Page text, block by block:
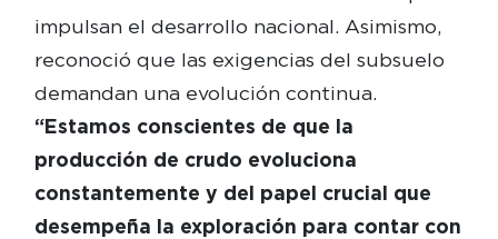
impulsan el desarrollo nacional. Asimismo,
reconoció que las exigencias del subsuelo
demandan una evolución continua.
“Estamos conscientes de que la
producción de crudo evoluciona
constantemente y del papel crucial que
desempeña la exploración para contar con